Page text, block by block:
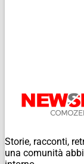
Storie, racconti,
una comunità